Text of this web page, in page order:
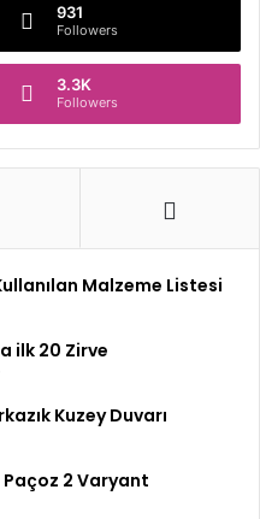
931
Followers
3.3K
Followers
Malzeme Listesi
ilk 20 Zirve
Kuzey Duvarı
2 Varyant